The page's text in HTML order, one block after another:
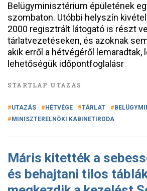
Belügyminisztérium épületének
szombaton. Utóbbi helyszín
2000 regisztrált látogató is részt
tárlatvezetéseken, és azoknak
akik erről a hétvégéről lemaradtak,
lehetőségük időpontfoglalásr
STARTLAP UTAZÁS
UTAZÁS HÉTVÉGE TÁRLAT
MINISZTERELNÖKI KABINETIRODA
Máris kitették a
és behajtani tilos